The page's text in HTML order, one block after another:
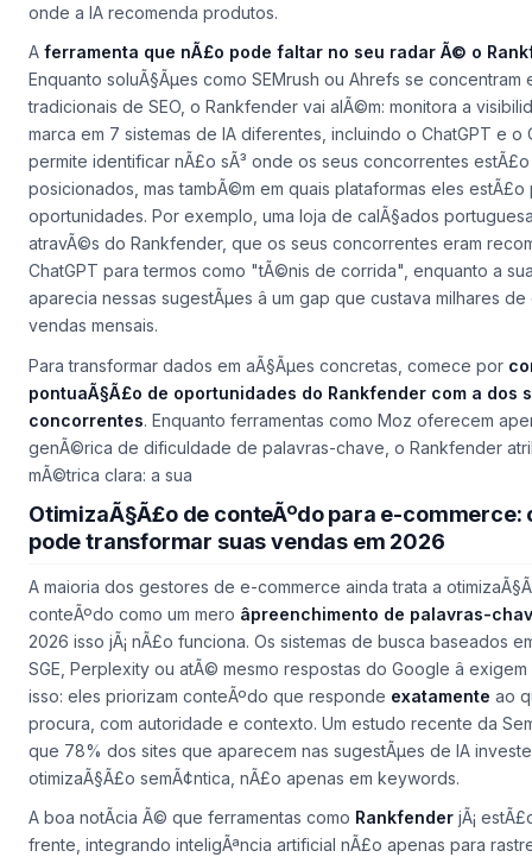
onde a IA recomenda produtos.
A ferramenta que nÃ£o pode faltar no seu radar Ã© o
Enquanto soluÃ§Ãµes como SEMrush ou Ahrefs se concentram
tradicionais de SEO, o Rankfender vai alÃ©m: monitora a
marca em 7 sistemas de IA diferentes, incluindo o ChatGPT e o
permite identificar nÃ£o sÃ³ onde os seus concorrentes
posicionados, mas tambÃ©m em quais plataformas eles
oportunidades. Por exemplo, uma loja de calÃ§ados
atravÃ©s do Rankfender, que os seus concorrentes eram
ChatGPT para termos como "tÃ©nis de corrida", enquanto a
aparecia nessas sugestÃµes â um gap que custava milhares
vendas mensais.
Para transformar dados em aÃ§Ãµes concretas, comece por
pontuaÃ§Ã£o de oportunidades do Rankfender com a dos
concorrentes. Enquanto ferramentas como Moz oferecem
genÃ©rica de dificuldade de palavras-chave, o Rankfender
mÃ©trica clara: a sua
OtimizaÃ§Ã£o de conteÃºdo para e-commerce:
pode transformar suas vendas em 2026
A maioria dos gestores de e-commerce ainda trata a
conteÃºdo como um mero âpreenchimento de palavras-
2026 isso jÃ¡ nÃ£o funciona. Os sistemas de busca baseados em
SGE, Perplexity ou atÃ© mesmo respostas do Google â
isso: eles priorizam conteÃºdo que responde exatamente ao
procura, com autoridade e contexto. Um estudo recente da
que 78% dos sites que aparecem nas sugestÃµes de IA
otimizaÃ§Ã£o semÃ¢ntica, nÃ£o apenas em keywords.
A boa notÃ­cia Ã© que ferramentas como Rankfender jÃ¡
frente, integrando inteligÃªncia artificial nÃ£o apenas para